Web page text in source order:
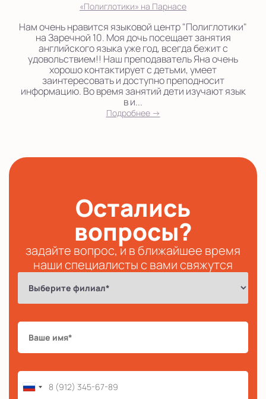
«Полиглотики» на Парнасе
Нам очень нравится языковой центр "Полиглотики"
на Заречной 10. Моя дочь посещает занятия
английского языка уже год, всегда бежит с
удовольствием!! Наш преподаватель Яна очень
хорошо контактирует с детьми, умеет
заинтересовать и доступно преподносит
информацию. Во время занятий дети изучают язык
в и...
Подробнее →
Остались
вопросы?
задайте вопрос, и в ближайшее время
наши специалисты с вами свяжутся